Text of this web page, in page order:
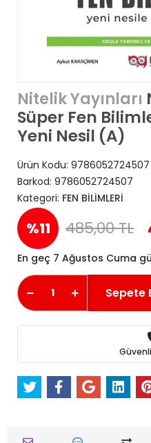
Nitelik Yayınları
Süper Fen
Yeni Nesil (A)
Ürün Kodu: 9786052724507
Barkod: 9786052724507
Kategori: FEN BİLİMLERİ
%11 485,00 TL
En geç 7 Ağustos Cuma
Sepete